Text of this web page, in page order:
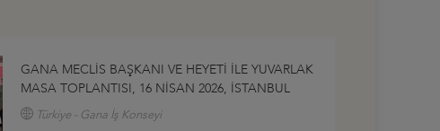
GANA MECLİS BAŞKANI VE HEYETİ İLE YUVARLAK
MASA TOPLANTISI, 16 NİSAN 2026, İSTANBUL
Türkiye - Gana İş Konseyi